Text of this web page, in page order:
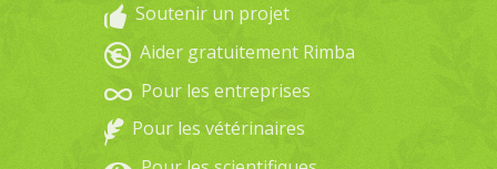
Soutenir un projet
Aider gratuitement Rimba
Pour les entreprises
Pour les vétérinaires